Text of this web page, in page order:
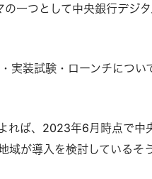
一つとして中央銀行デジ
実装試験・ローンチについ
れば、2023年6月時点で中
域が導入を検討しているそ